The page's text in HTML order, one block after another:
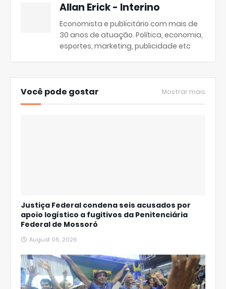
Allan Erick - Interino
Economista e publicitário com mais de
30 anos de atuação. Política, economia,
esportes, marketing, publicidade etc
Você pode gostar Mostrar mais
Justiça Federal condena seis acusados por
apoio logístico a fugitivos da Penitenciária
Federal de Mossoró
August 06, 2026